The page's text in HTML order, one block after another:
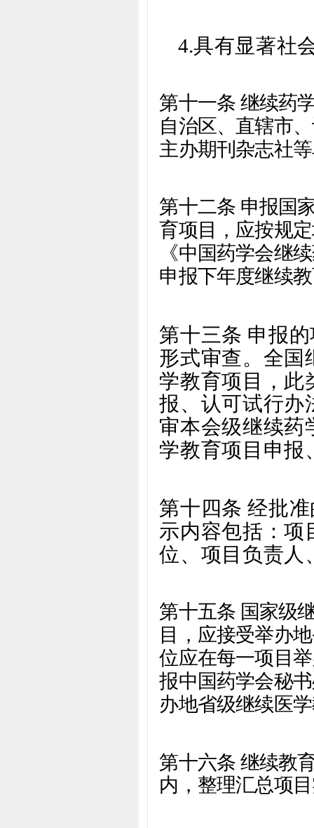
4.具有显著社
第十一条 继续药
自治区、直辖市
主办期刊杂志社
第十二条 申报国
育项目，应按规
《中国药学会继
申报下年度继续
第十三条 申报
形式审查。全国
学教育项目，此
报、认可试行办
审本会级继续药
学教育项目 申报
第十四条 经批
示内容包括：项
位、项目负责人
第十五条 国家级
目，应接受举办
位应在每一项目
报中国药学会秘
办地省级继续医
第十六条 继续教
内，整理汇总项